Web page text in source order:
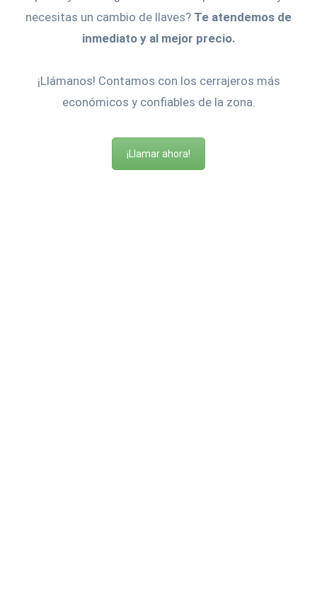
necesitas un cambio de llaves? Te atendemos de
inmediato y al mejor precio.
¡Llámanos! Contamos con los cerrajeros más
económicos y confiables de la zona.
¡Llamar ahora!